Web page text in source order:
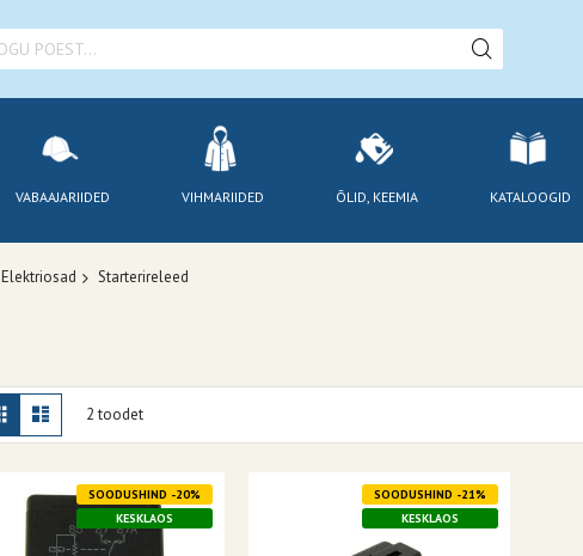
VABAAJARIIDED VIHMARIIDED ÕLID, KEEMIA KATALOOGID
Elektriosad Starterireleed
Kuvamisviis
RuudustikNimekiri
2toodet
SOODUSHIND -20%
KESKLAOS
SOODUSHIND -21%
KESKLAOS